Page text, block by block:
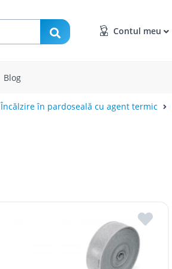
Contul meu
Blog
Încălzire în pardoseală cu agent termic